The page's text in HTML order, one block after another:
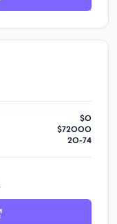
$0
$72000
20-74